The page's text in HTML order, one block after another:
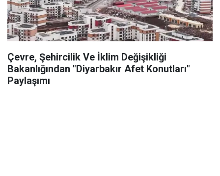
Çevre, Şehircilik Ve İklim Değişikliği
Bakanlığından "Diyarbakır Afet Konutları"
Paylaşımı